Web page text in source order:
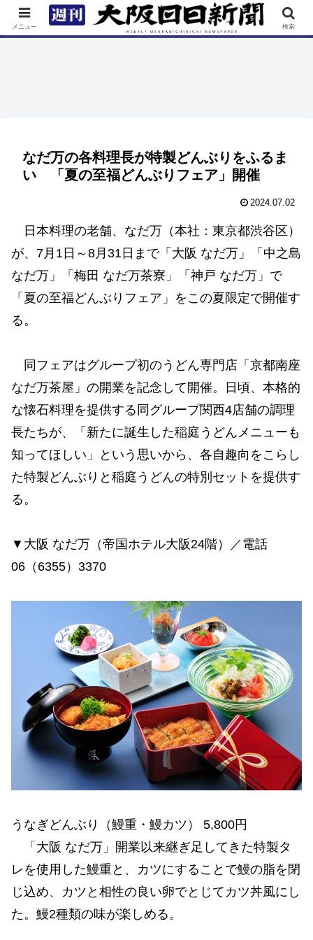
TOP 特集 ニュース 連載 街ネタ イベント
なだ万の各料理長が特製どんぶりをふるま
い 「夏の至福どんぶりフェア」開催
2024.07.02
日本料理の老舗、なだ万（本社：東京都渋谷区）
が、7月1日～8月31日まで「大阪 なだ万」「中之島
なだ万」「梅田 なだ万茶寮」「神戸 なだ万」で
「夏の至福どんぶりフェア」をこの夏限定で開催す
る。
同フェアはグループ初のうどん専門店「京都南座
なだ万茶屋」の開業を記念して開催。日頃、本格的
な懐石料理を提供する同グループ関西4店舗の調理
長たちが、「新たに誕生した稲庭うどんメニューも
知ってほしい」という思いから、各自趣向をこらし
た特製どんぶりと稲庭うどんの特別セットを提供す
る。
▼大阪 なだ万（帝国ホテル大阪24階）／電話
06（6355）3370
うなぎどんぶり（鰻重・鰻カツ） 5,800円
「大阪 なだ万」開業以来継ぎ足してきた特製タ
レを使用した鰻重と、カツにすることで鰻の脂を閉
じ込め、カツと相性の良い卵でとじてカツ丼風にし
た。鰻2種類の味が楽しめる。
メニュー 検索